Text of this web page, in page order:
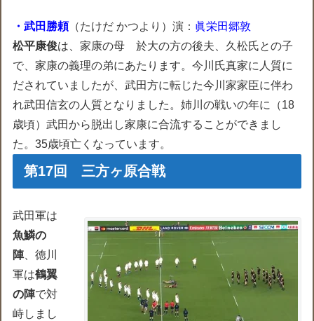
・武田勝頼（たけだ かつより）演： 眞栄田郷敦
松平康俊は、家康の母 於大の方の後夫、久松氏との子
で、家康の義理の弟にあたります。今川氏真家に人質に
だされていましたが、武田方に転じた今川家家臣に伴わ
れ武田信玄の人質となりました。姉川の戦いの年に（18
歳頃）武田から脱出し家康に合流することができまし
た。35歳頃亡くなっています。
第17回 三方ヶ原合戦
武田軍は
魚鱗の
陣、徳川
軍は鶴翼
の陣で対
峙しまし